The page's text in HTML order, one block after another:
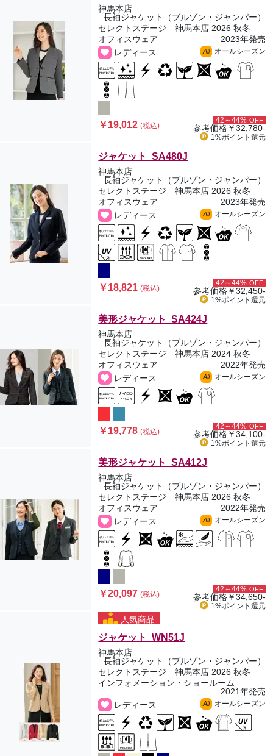
神馬本店
長袖ジャケット（ブルゾン・ジャンパー）
セレクトステージ 神馬本店 2026 秋冬
オフィスウェア
2023年発売
レディース
All オールシーズン
￥19,012(税込)
42～44% OFF
参考価格￥32,780-
1%ポイント 還元
ジャケット SA480J
神馬本店
長袖ジャケット（ブルゾン・ジャンパー）
セレクトステージ 神馬本店 2026 秋冬
オフィスウェア
2023年発売
レディース
All オールシーズン
￥18,821(税込)
42～44% OFF
参考価格￥32,450-
1%ポイント 還元
美形ジャケット SA424J
神馬本店
長袖ジャケット（ブルゾン・ジャンパー）
セレクトステージ 神馬本店 2024 秋冬
オフィスウェア
2022年発売
レディース
All オールシーズン
￥19,778(税込)
42～44% OFF
参考価格￥34,100-
1%ポイント 還元
美形ジャケット SA412J
神馬本店
長袖ジャケット（ブルゾン・ジャンパー）
セレクトステージ 神馬本店 2026 秋冬
オフィスウェア
2022年発売
レディース
All オールシーズン
￥20,097(税込)
42～44% OFF
参考価格￥34,650-
1%ポイント 還元
人気商品
ジャケット WN51J
神馬本店
長袖ジャケット（ブルゾン・ジャンパー）
セレクトステージ 神馬本店 2026 秋冬
インフォメーション・ショールーム
2021年発売
レディース
All オールシーズン